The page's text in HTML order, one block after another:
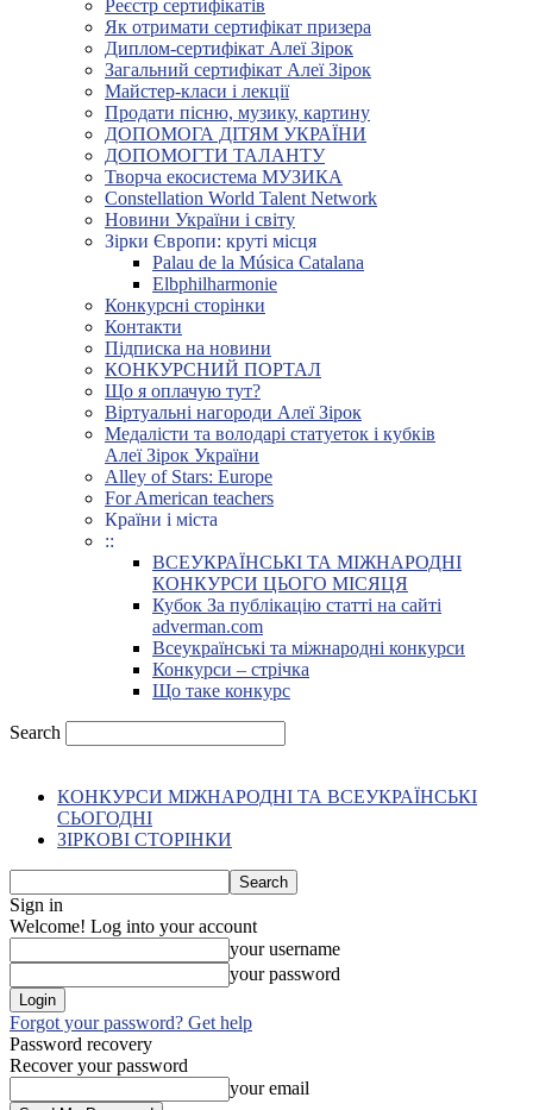
Реєстр сертифікатів
Як отримати сертифікат призера
Диплом-сертифікат Алеї Зірок
Загальний сертифікат Алеї Зірок
Майстер-класи і лекції
Продати пісню, музику, картину
ДОПОМОГА ДІТЯМ УКРАЇНИ
ДОПОМОГТИ ТАЛАНТУ
Творча екосистема МУЗИКА
Constellation World Talent Network
Новини України і світу
Зірки Європи: круті місця
Palau de la Música Catalana
Elbphilharmonie
Конкурсні сторінки
Контакти
Підписка на новини
КОНКУРСНИЙ ПОРТАЛ
Що я оплачую тут?
Віртуальні нагороди Алеї Зірок
Медалісти та володарі статуеток і кубків
Алеї Зірок України
Alley of Stars: Europe
For American teachers
Країни і міста
::
ВСЕУКРАЇНСЬКІ ТА МІЖНАРОДНІ
КОНКУРСИ ЦЬОГО МІСЯЦЯ
Кубок За публікацію статті на сайті
adverman.com
Всеукраїнські та міжнародні конкурси
Конкурси – стрічка
Що таке конкурс
Search
КОНКУРСИ МІЖНАРОДНІ ТА ВСЕУКРАЇНСЬКІ
СЬОГОДНІ
ЗІРКОВІ СТОРІНКИ
Sign in
Welcome! Log into your account
your username
your password
Forgot your password? Get help
Password recovery
Recover your password
your email